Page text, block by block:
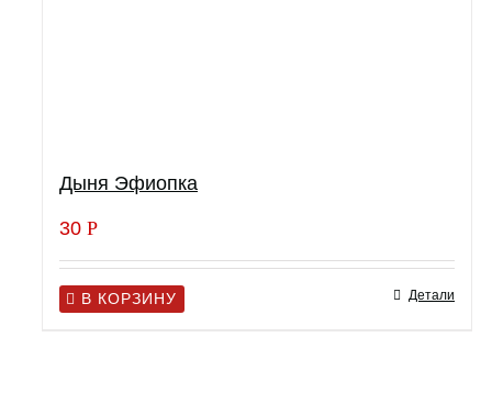
Дыня Эфиопка
30 Р
В КОРЗИНУ Детали